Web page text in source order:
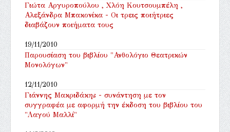
Γιώτα Αργυροπούλου , Χλόη Κουτσουμπέλη ,
Αλεξάνδρα Μπακονίκα - Οι τρεις ποιήτριες
διαβάζουν ποιήματα τους
19/11/2010
Παρουσίαση του βιβλίου "Ανθολόγιο Θεατρικών
Μονολόγων"
12/11/2010
Γιάννης Μακριδάκηs - συνάντηση με τον
συγγραφέα με αφορμή την έκδοση του βιβλίου του
"Λαγού Μαλλί"